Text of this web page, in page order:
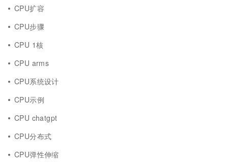
CPU扩容
CPU步骤
CPU 1核
CPU arms
CPU系统设计
CPU示例
CPU chatgpt
CPU分布式
CPU弹性伸缩